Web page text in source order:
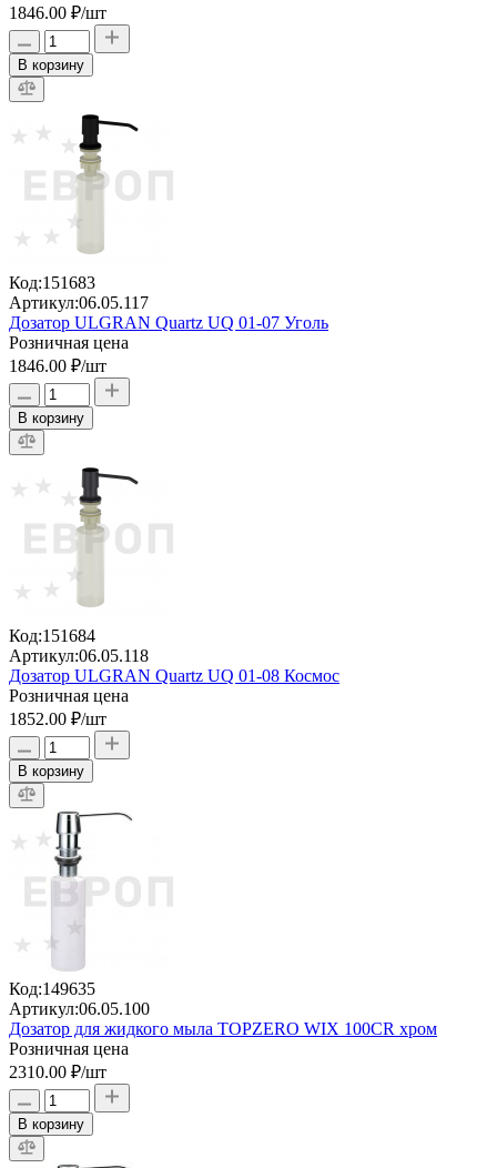
1846.00 ₽/шт
В корзину
Код:151683
Артикул:06.05.117
Дозатор ULGRAN Quartz UQ 01-07 Уголь
Розничная цена
1846.00 ₽/шт
В корзину
Код:151684
Артикул:06.05.118
Дозатор ULGRAN Quartz UQ 01-08 Космос
Розничная цена
1852.00 ₽/шт
В корзину
Код:149635
Артикул:06.05.100
Дозатор для жидкого мыла TOPZERO WIX 100CR хром
Розничная цена
2310.00 ₽/шт
В корзину